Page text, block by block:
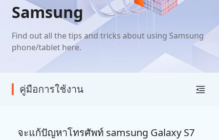
for iOS
Tenorshare
PDNob
New
Samsung
Find out all the tips and tricks about using Samsung
phone/tablet here.
คู่มือการใช้งาน
จะแก้ปัญหาโทรศัพท์ samsung Galaxy S7